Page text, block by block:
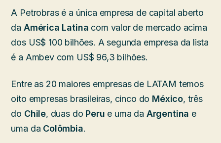
A Petrobras é a única empresa de capital aberto
da América Latina com valor de mercado acima
dos US$ 100 bilhões. A segunda empresa da lista
é a Ambev com US$ 96,3 bilhões.
Entre as 20 maiores empresas de LATAM temos
oito empresas brasileiras, cinco do México, três
do Chile, duas do Peru e uma da Argentina e
uma da Colômbia.